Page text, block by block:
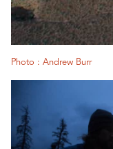
Photo : Andrew Burr